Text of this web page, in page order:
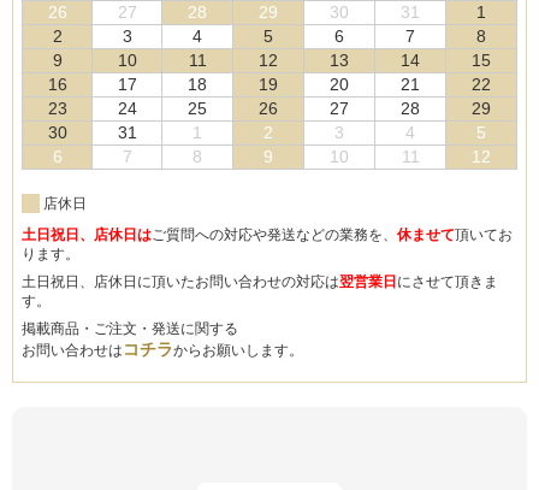
26
27 28 29 30 31
1
2
3 4 5 6 7
8
9
10 11 12 13 14
15
16
17 18 19 20 21
22
23
24 25 26 27 28
29
30
31 1 2 3 4
5
6
7 8 9 10 11 12
店休日
土日祝日、店休日はご質問への対応や発送などの業務を、 休ませて頂いてお
ります。
土日祝日、店休日に頂いたお問い合わせの対応は翌営業日 にさせて頂きま
す。
掲載商品・ご注文・発送に関する
お問い合わせは コチラからお願いします。